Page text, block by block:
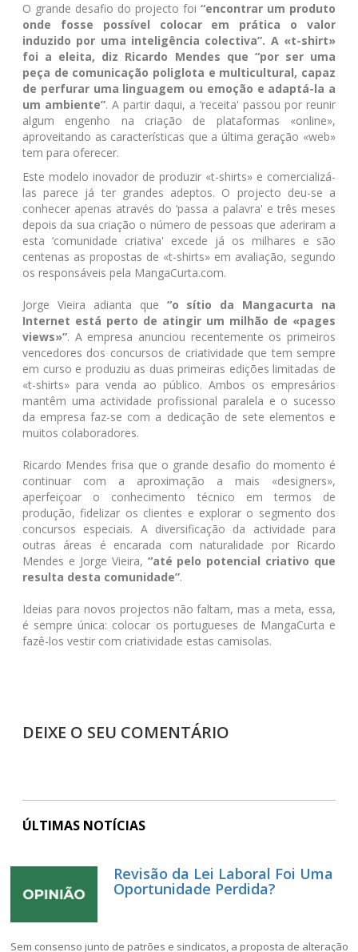
O grande desafio do projecto foi “encontrar um produto
onde fosse possível colocar em prática o valor
induzido por uma inteligência colectiva”. A «t-shirt»
foi a eleita, diz Ricardo Mendes que “por ser uma
peça de comunicação poliglota e multicultural, capaz
de perfurar uma linguagem ou emoção e adaptá-la a
um ambiente”. A partir daqui, a ‘receita' passou por reunir
algum engenho na criação de plataformas «online»,
aproveitando as características que a última geração «web»
tem para oferecer.
Este modelo inovador de produzir «t-shirts» e comercializá-
las parece já ter grandes adeptos. O projecto deu-se a
conhecer apenas através do ‘passa a palavra' e três meses
depois da sua criação o número de pessoas que aderiram a
esta ‘comunidade criativa' excede já os milhares e são
centenas as propostas de «t-shirts» em avaliação, segundo
os responsáveis pela MangaCurta.com.
Jorge Vieira adianta que “o sítio da Mangacurta na
Internet está perto de atingir um milhão de «pages
views»”. A empresa anunciou recentemente os primeiros
vencedores dos concursos de criatividade que tem sempre
em curso e produziu as duas primeiras edições limitadas de
«t-shirts» para venda ao público. Ambos os empresários
mantêm uma actividade profissional paralela e o sucesso
da empresa faz-se com a dedicação de sete elementos e
muitos colaboradores.
Ricardo Mendes frisa que o grande desafio do momento é
continuar com a aproximação a mais «designers»,
aperfeiçoar o conhecimento técnico em termos de
produção, fidelizar os clientes e explorar o segmento dos
concursos especiais. A diversificação da actividade para
outras áreas é encarada com naturalidade por Ricardo
Mendes e Jorge Vieira, “até pelo potencial criativo que
resulta desta comunidade”.
Ideias para novos projectos não faltam, mas a meta, essa,
é sempre única: colocar os portugueses de MangaCurta e
fazê-los vestir com criatividade estas camisolas.
DEIXE O SEU COMENTÁRIO
ÚLTIMAS NOTÍCIAS
Revisão da Lei Laboral Foi Uma
Oportunidade Perdida?
Sem consenso junto de patrões e sindicatos, a proposta de alteração